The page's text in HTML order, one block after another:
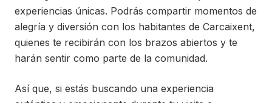
experiencias únicas. Podrás compartir momentos de
alegría y diversión con los habitantes de Carcaixent,
quienes te recibirán con los brazos abiertos y te
harán sentir como parte de la comunidad.
Así que, si estás buscando una experiencia